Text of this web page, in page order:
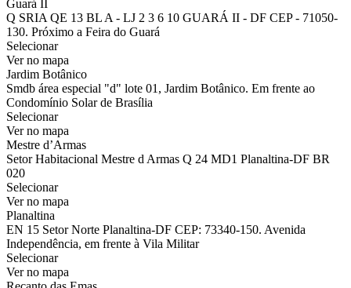
Guará II
Q SRIA QE 13 BL A - LJ 2 3 6 10 GUARÁ II - DF CEP - 71050-
130. Próximo a Feira do Guará
Selecionar
Ver no mapa
Jardim Botânico
Smdb área especial "d" lote 01, Jardim Botânico. Em frente ao
Condomínio Solar de Brasília
Selecionar
Ver no mapa
Mestre d’Armas
Setor Habitacional Mestre d Armas Q 24 MD1 Planaltina-DF BR
020
Selecionar
Ver no mapa
Planaltina
EN 15 Setor Norte Planaltina-DF CEP: 73340-150. Avenida
Independência, em frente à Vila Militar
Selecionar
Ver no mapa